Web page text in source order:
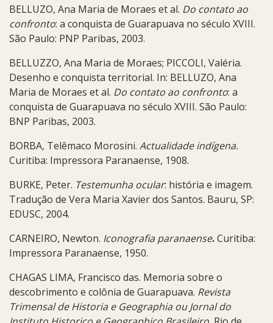
BELLUZO, Ana Maria de Moraes et al. Do contato ao
confronto: a conquista de Guarapuava no século XVIII.
São Paulo: PNP Paribas, 2003.
BELLUZZO, Ana Maria de Moraes; PICCOLI, Valéria.
Desenho e conquista territorial. In: BELLUZO, Ana
Maria de Moraes et al. Do contato ao confronto: a
conquista de Guarapuava no século XVIII. São Paulo:
BNP Paribas, 2003.
BORBA, Telêmaco Morosini. Actualidade indígena.
Curitiba: Impressora Paranaense, 1908.
BURKE, Peter. Testemunha ocular: história e imagem.
Tradução de Vera Maria Xavier dos Santos. Bauru, SP:
EDUSC, 2004.
CARNEIRO, Newton. Iconografia paranaense.Curitiba:
Impressora Paranaense, 1950.
CHAGAS LIMA, Francisco das. Memoria sobre o
descobrimento e colônia de Guarapuava. Revista
Trimensal de Historia e Geographia ou Jornal do